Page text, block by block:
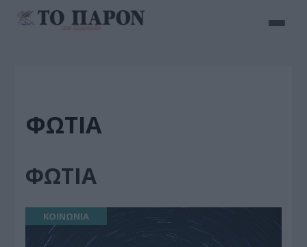
ΦΩΤΙΑ
ΦΩΤΙΑ
ΚΟΙΝΩΝΙΑ